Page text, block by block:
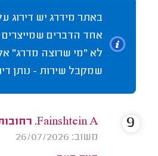
באתר מידרג יש דירוג
אחד הדברים
לא "מי שרוצה מדרג"
שמקבל שירות - נותן
Fainshtein A. רחובות.
משוב: 26/07/2026
9